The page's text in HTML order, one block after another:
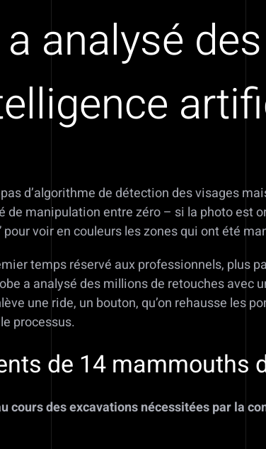
analysé
pas d’algorithme de détection des visages
de manipulation entre zéro – si la photo est
pour voir en couleurs les zones qui ont été
temps réservé aux professionnels, plus
a analysé des millions de retouches
une ride, un bouton, qu’on rehausse les
processus.
de 14 mammouths
cours des excavations nécessitées par la